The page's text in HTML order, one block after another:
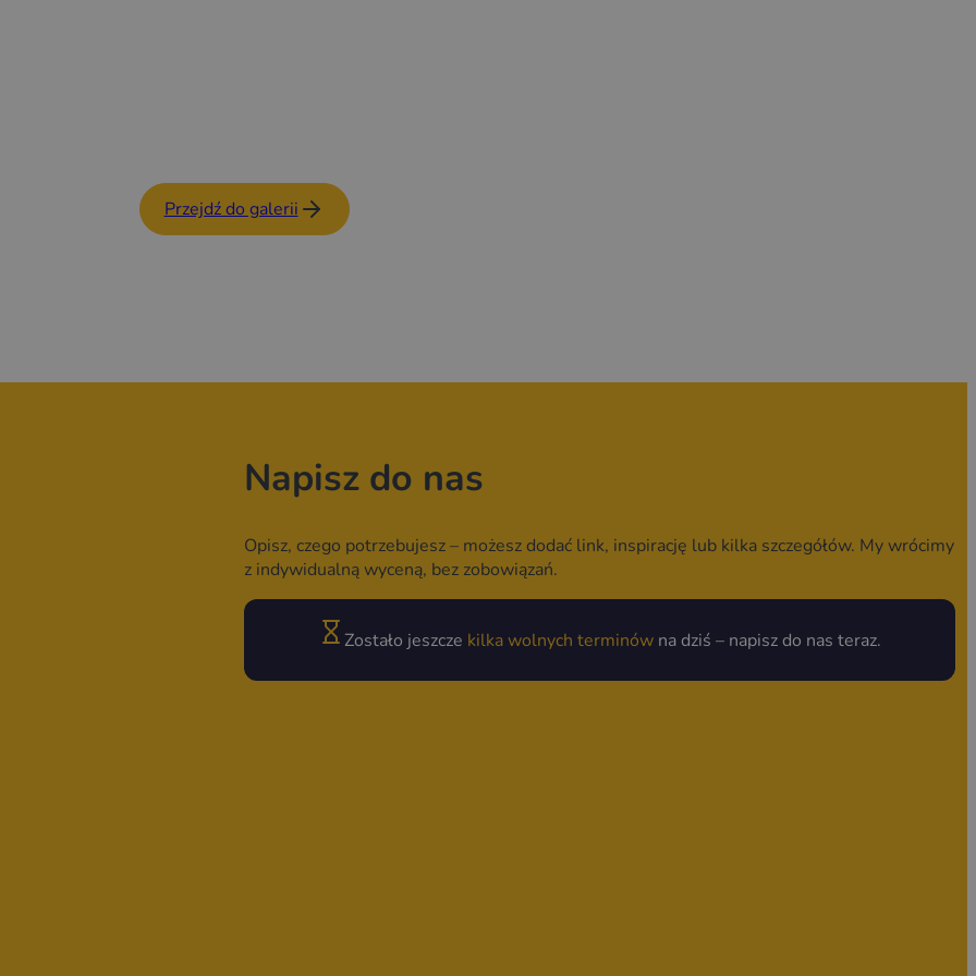
Przejdź do galerii
Napisz do nas
Opisz, czego potrzebujesz – możesz dodać link, inspirację lub kilka szczegółów. My wrócimy
z indywidualną wyceną, bez zobowiązań.
Zostało jeszcze kilka wolnych terminów na dziś – napisz do nas teraz.